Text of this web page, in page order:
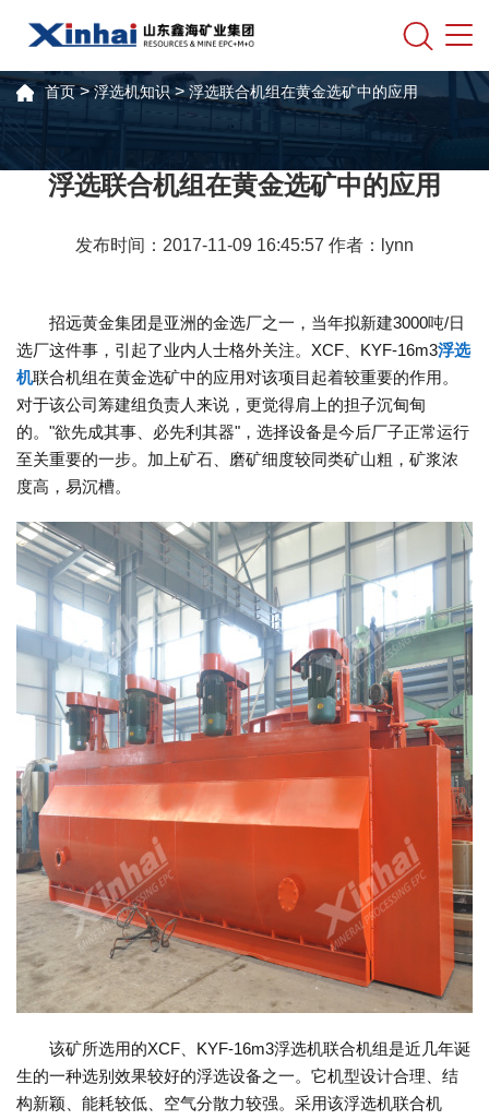
首页>浮选机知识>浮选联合机组在黄金选矿中的应用
浮选联合机组在黄金选矿中的应用
发布时间：2017-11-09 16:45:57 作者：lynn
招远黄金集团是亚洲的金选厂之一，当年拟新建3000吨/日
选厂这件事，引起了业内人士格外关注。XCF、KYF-16m3浮选
机联合机组在黄金选矿中的应用对该项目起着较重要的作用。
对于该公司筹建组负责人来说，更觉得肩上的担子沉甸甸
的。"欲先成其事、必先利其器"，选择设备是今后厂子正常运行
至关重要的一步。加上矿石、磨矿细度较同类矿山粗，矿浆浓
度高，易沉槽。
该矿所选用的XCF、KYF-16m3浮选机联合机组是近几年诞
生的一种选别效果较好的浮选设备之一。它机型设计合理、结
构新颖、能耗较低、空气分散力较强。采用该浮选机联合机